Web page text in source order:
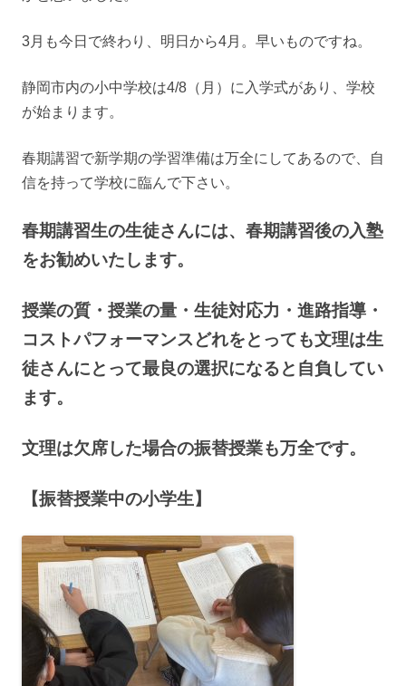
3月も今日で終わり、明日から4月。早いものですね。
静岡市内の小中学校は4/8（月）に入学式があり、学校
が始まります。
春期講習で新学期の学習準備は万全にしてあるので、自
信を持って学校に臨んで下さい。
春期講習生の生徒さんには、春期講習後の入塾
をお勧めいたします。
授業の質・授業の量・生徒対応力・進路指導・
コストパフォーマンスどれをとっても文理は生
徒さんにとって最良の選択になると自負してい
ます。
文理は欠席した場合の振替授業も万全です。
【振替授業中の小学生】